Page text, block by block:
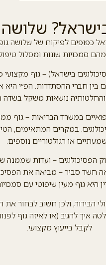
כפופים לפיקוח של שלושה
סמכויות שונות ומסלול
בישראל) – גוף מקצועי
בין חברי ההסתדרות. הפ״י
נושאות משקל בשדה
במשרד הבריאות – גוף
במקרים המתאימים,
או רגולטוריים נוספים.
הפסיכולוגים – ועדות שממנה
סביר – מביאה את
גוף מעין שיפוטי עם
הבירור, ולכן חשוב לבחור את
איך להגיב (או לאיזה גוף
לקבל בייעוץ מקצועי.